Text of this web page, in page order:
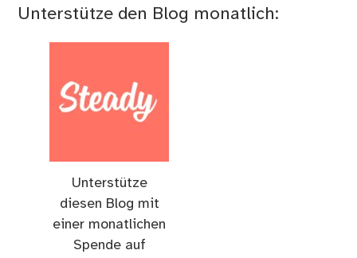
Unterstütze den Blog monatlich:
Unterstütze
diesen Blog mit
einer monatlichen
Spende auf